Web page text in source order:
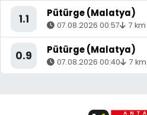
1.1 Pütürge (Malatya)
07.08.2026 00:57 7 km
0.9 Pütürge (Malatya)
07.08.2026 00:40 7 km